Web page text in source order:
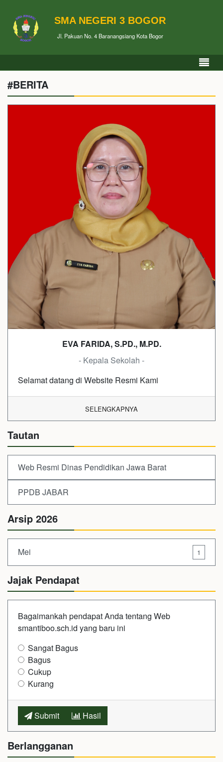
SMA NEGERI 3 BOGOR
Jl. Pakuan No. 4 Baranangsiang Kota Bogor
#BERITA
EVA FARIDA, S.PD., M.PD.
- Kepala Sekolah -
Selamat datang di Website Resmi Kami
SELENGKAPNYA
Tautan
Web Resmi Dinas Pendidikan Jawa Barat
PPDB JABAR
Arsip 2026
Mei 1
Jajak Pendapat
Bagaimankah pendapat Anda tentang Web
smantiboo.sch.id yang baru ini
Sangat Bagus
Bagus
Cukup
Kurang
Submit Hasil
Berlangganan